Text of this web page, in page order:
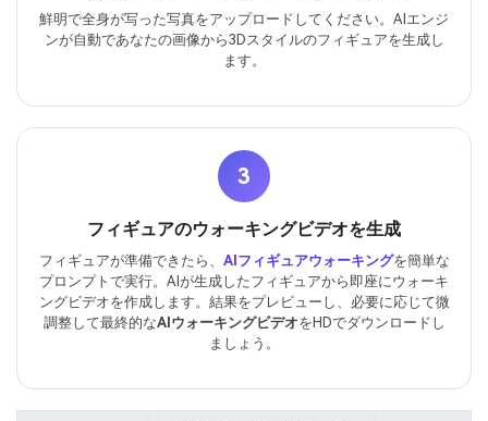
鮮明で全身が写った写真をアップロードしてください。AIエンジ
ンが自動であなたの画像から3Dスタイルのフィギュアを生成し
ます。
3
フィギュアのウォーキングビデオを生成
フィギュアが準備できたら、 AIフィギュアウォーキングを簡単な
プロンプトで実行。AIが生成したフィギュアから即座にウォーキ
ングビデオを作成します。結果をプレビューし、必要に応じて微
調整して最終的なAIウォーキングビデオをHDでダウンロードし
ましょう。